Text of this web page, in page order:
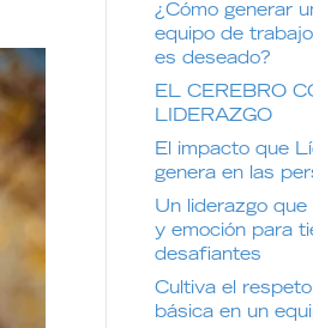
¿Cómo generar
equipo de
es deseado?
EL CEREBRO
LIDERAZGO
El impacto que
genera en las
Un liderazgo
y emoción para
desafiantes
Cultiva el
básica en un